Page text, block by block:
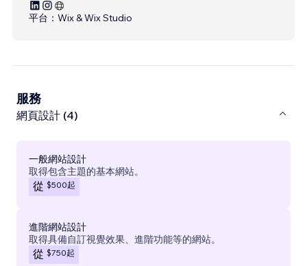
平台： Wix & Wix Studio
服務
網頁設計 (4)
一般網站設計
取得包含主題的基本網站。
從 $500起
進階網站設計
取得具備自訂視覺效果、進階功能等的網站。
從 $750起